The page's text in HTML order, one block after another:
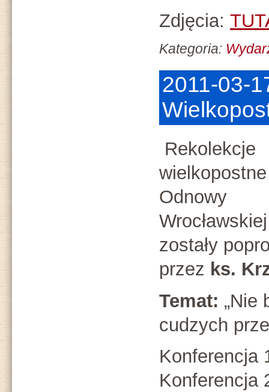
Zdjęcia:
Kategoria:
2011-03-
Rekolekcje
Odnowy
Wrocławskiej
zostały
przez ks.
Temat: „Nie
cudzych
Konferencja
Konferencja